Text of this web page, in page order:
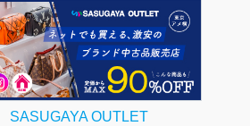
SASUGAYA OUTLET